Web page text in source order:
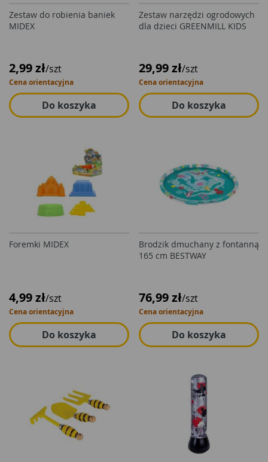
Zestaw do robienia baniek
MIDEX
2,99 zł/szt
Cena orientacyjna
Do koszyka
Zestaw narzędzi ogrodowych
dla dzieci GREENMILL KIDS
29,99 zł/szt
Cena orientacyjna
Do koszyka
Foremki MIDEX
4,99 zł/szt
Cena orientacyjna
Do koszyka
Brodzik dmuchany z fontanną
165 cm BESTWAY
76,99 zł/szt
Cena orientacyjna
Do koszyka